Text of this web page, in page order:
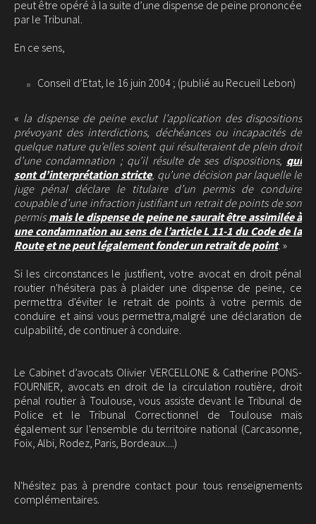
peut être opéré à la suite d’une dispense de peine prononcée
par le Tribunal.
En ce sens,
Conseil d’Etat, le 16 juin 2004 ; (publié au Recueil Lebon)
« la dispense de peine exclut l’application des dispositions
prévoyant des interdictions, déchéances ou incapacités de
quelque nature qu’elles soient qui résulteraient de plein droit
d’une condamnation ; qu’il résulte de ses dispositions, qui
sont d’interprétation stricte, qu’une décision par laquelle le
juge pénal déclare le titulaire d’un permis de conduire
coupable d’une infraction justifiant un retrait de points de son
permis mais le dispense de peine ne saurait être assimilée à
une condamnation au sens de l’article L 11-1 du Code de la
Route et ne peut légalement fonder un retrait de point. »
Si les circonstances le justifient, votre avocat en droit pénal
routier n'hésitera pas à plaider une dispense de peine, ce
permettra d'éviter le retrait de points à votre permis de
conduire et ainsi vous permettra,malgré une déclaration de
culpabilité, de continuer à conduire.
Le Cabinet d’avocats Olivier VERCELLONE & Catherine PONS-
FOURNIER, avocats en droit de la circulation routière, droit
pénal routier à Toulouse, vous assiste devant le Tribunal de
Police et le Tribunal Correctionnel de Toulouse mais
également sur l'ensemble du territoire national (Carcasonne,
Foix, Albi, Rodez, Paris, Bordeaux....)
N'hésitez pas à prendre contact pour tous renseignements
complémentaires.